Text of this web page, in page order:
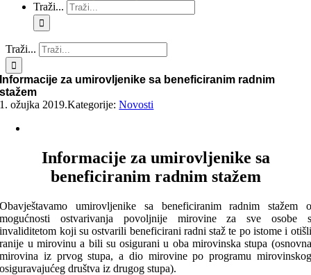
Traži...
Traži...
Informacije za umirovljenike sa beneficiranim radnim
stažem
1. ožujka 2019.Kategorije:Novosti
Informacije za umirovljenike sa
beneficiranim radnim stažem
Obavještavamo umirovljenike sa beneficiranim radnim stažem o
mogućnosti ostvarivanja povoljnije mirovine za sve osobe s
invaliditetom koji su ostvarili beneficirani radni staž te po istome i otišli
ranije u mirovinu a bili su osigurani u oba mirovinska stupa (osnovna
mirovina iz prvog stupa, a dio mirovine po programu mirovinskog
osiguravajućeg društva iz drugog stupa).